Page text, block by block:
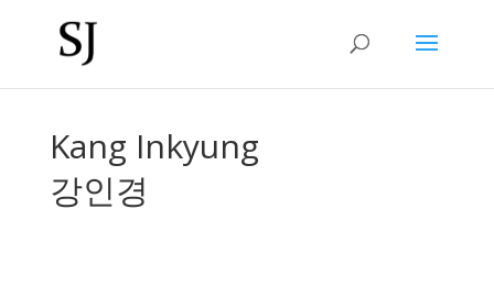
Kang Inkyung
강인경